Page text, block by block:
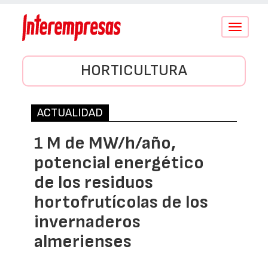
Conmutar
HORTICULTURA
ACTUALIDAD
1 M de MW/h/año,
potencial energético
de los residuos
hortofrutícolas de los
invernaderos
almerienses